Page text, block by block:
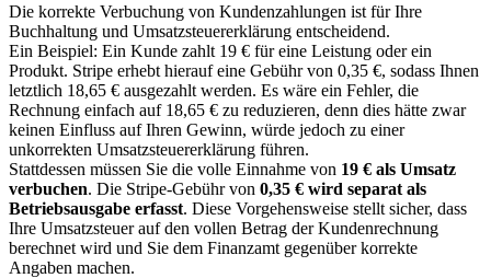
Die korrekte Verbuchung von Kundenzahlungen ist für Ihre
Buchhaltung und Umsatzsteuererklärung entscheidend.
Ein Beispiel: Ein Kunde zahlt 19 € für eine Leistung oder ein
Produkt. Stripe erhebt hierauf eine Gebühr von 0,35 €, sodass Ihnen
letztlich 18,65 € ausgezahlt werden. Es wäre ein Fehler, die
Rechnung einfach auf 18,65 € zu reduzieren, denn dies hätte zwar
keinen Einfluss auf Ihren Gewinn, würde jedoch zu einer
unkorrekten Umsatzsteuererklärung führen.
Stattdessen müssen Sie die volle Einnahme von 19 € als Umsatz
verbuchen. Die Stripe-Gebühr von 0,35 € wird separat als
Betriebsausgabe erfasst. Diese Vorgehensweise stellt sicher, dass
Ihre Umsatzsteuer auf den vollen Betrag der Kundenrechnung
berechnet wird und Sie dem Finanzamt gegenüber korrekte
Angaben machen.